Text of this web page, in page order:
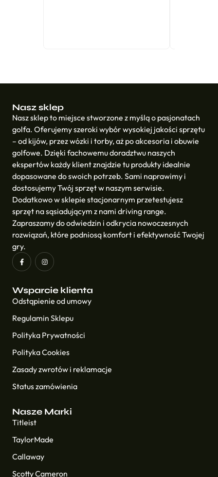
Nasz sklep
Nasz sklep to miejsce stworzone z myślą o pasjonatach
golfa. Oferujemy szeroki wybór wysokiej jakości sprzętu
– od kijów, przez wózki i torby, aż po akcesoria i obuwie
golfowe. Dzięki fachowemu doradztwu naszych
ekspertów każdy klient znajdzie tu produkty idealnie
dopasowane do swoich potrzeb. Sami naprawimy i
dostosujemy Twój sprzęt w naszym serwisie.
Dodatkowo w sklepie stacjonarnym przetestujesz
sprzęt na sąsiadującym z nami driving range.
Zapraszamy do odwiedzin i odkrycia nowoczesnych
rozwiązań, które podniosą komfort i efektywność Twojej
gry.
Wsparcie klienta
Odstąpienie od umowy
Regulamin Sklepu
Polityka Prywatności
Polityka Cookies
Zasady zwrotów i reklamacje
Status zamówienia
Nasze Marki
Titleist
TaylorMade
Callaway
Scotty Cameron